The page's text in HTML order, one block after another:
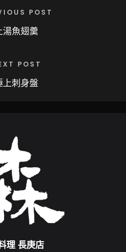
POST
湯魚翅羹
POST
上刺身盤
理 長庚店